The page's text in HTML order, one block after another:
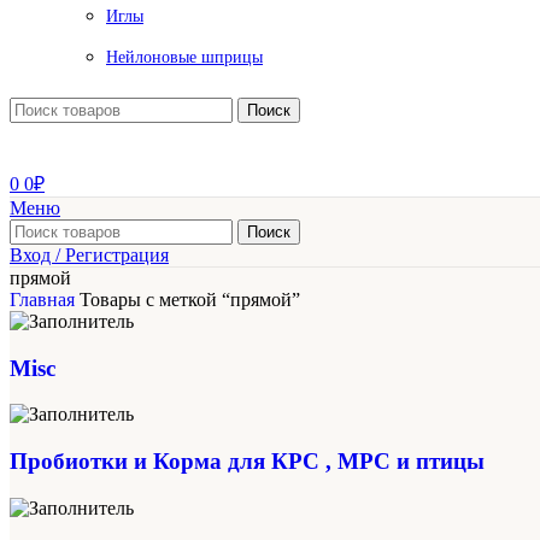
Иглы
Нейлоновые шприцы
Поиск
0 0₽
Меню
Поиск
Вход / Регистрация
прямой
Главная Товары с меткой “прямой”
Misc
Пробиотки и Корма для КРС , МРС и птицы